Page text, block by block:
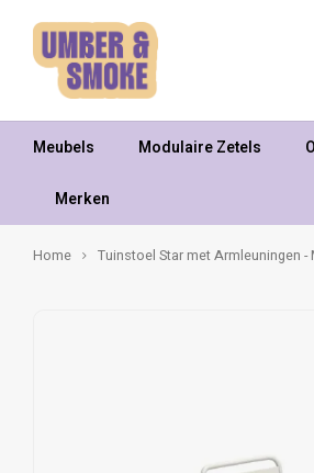
Meubels Modulaire Zetels
Merken
Home Tuinstoel Star met Armleuningen -